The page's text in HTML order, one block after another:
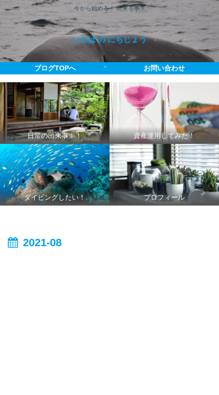
今から始める！ 出来る事！
いちば の にちじょう
ブログTOPへ お問い合わせ
日常の出来事！！ 資産運用してみた！
ダイビングしたい！ プロフィール
2021-08